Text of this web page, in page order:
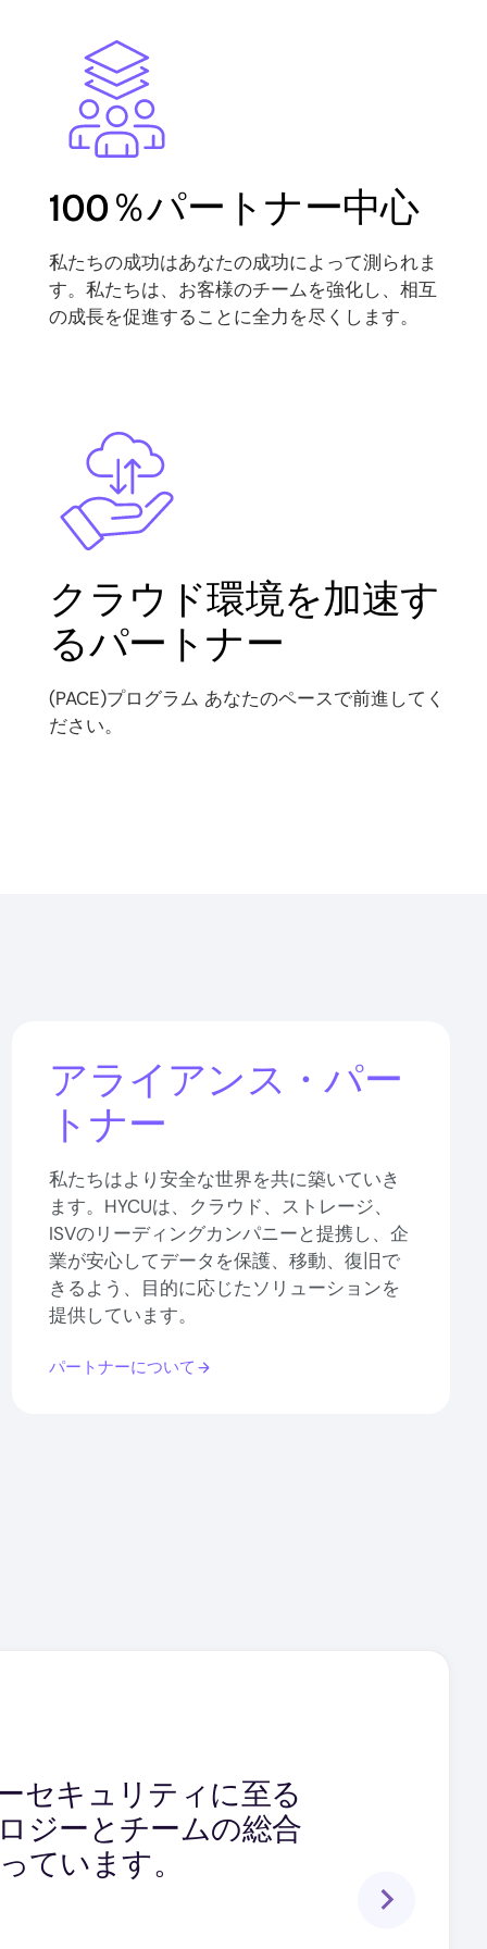
Image
100％パートナー中心
私たちの成功はあなたの成功によって測られま
す。私たちは、お客様のチームを強化し、相互
の成長を促進することに全力を尽くします。
Image
クラウド環境を加速す
るパートナー
(PACE)プログラム あなたのペースで前進してく
ださい。
アライアンス・パー
トナー
私たちはより安全な世界を共に築いていき
ます。HYCUは、クラウド、ストレージ、
ISVのリーディングカンパニーと提携し、企
業が安心してデータを保護、移動、復旧で
きるよう、目的に応じたソリューションを
提供しています。
パートナーについて
セキュリティに至る
ジーとチームの総合
ています。
るマルチサイト機能
す。さらに、顧客は
失うことなく、これ
要としています。
リソフトウェアは、
立っています。